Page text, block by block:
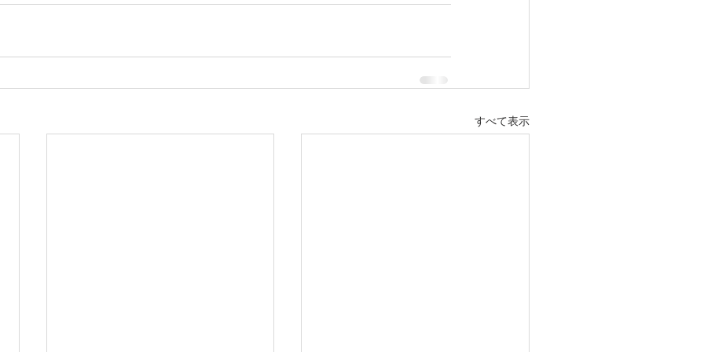
すべて表示